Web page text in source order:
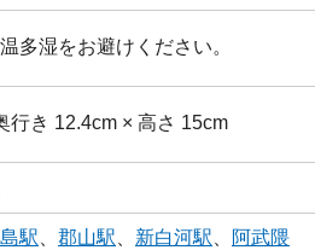
多湿をお避けください。
行き 12.4cm × 高さ 15cm
駅 郡山駅 新白河駅
阿武隈